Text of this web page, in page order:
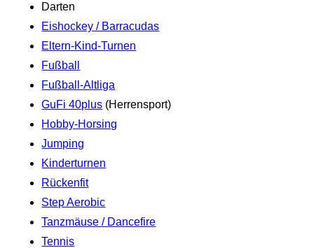
Darten
Eishockey / Barracudas
Eltern-Kind-Turnen
Fußball
Fußball-Altliga
GuFi 40plus (Herrensport)
Hobby-Horsing
Jumping
Kinderturnen
Rückenfit
Step Aerobic
Tanzmäuse / Dancefire
Tennis